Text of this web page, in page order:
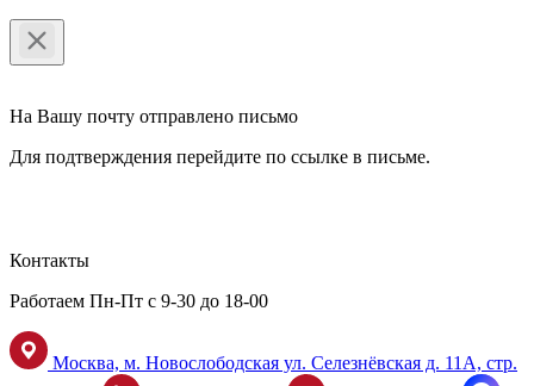
На Вашу почту отправлено письмо
Для подтверждения перейдите по ссылке в письме.
Контакты
Работаем Пн-Пт с 9-30 до 18-00
Москва, м. Новослободская ул. Селезнёвская д. 11А, стр.